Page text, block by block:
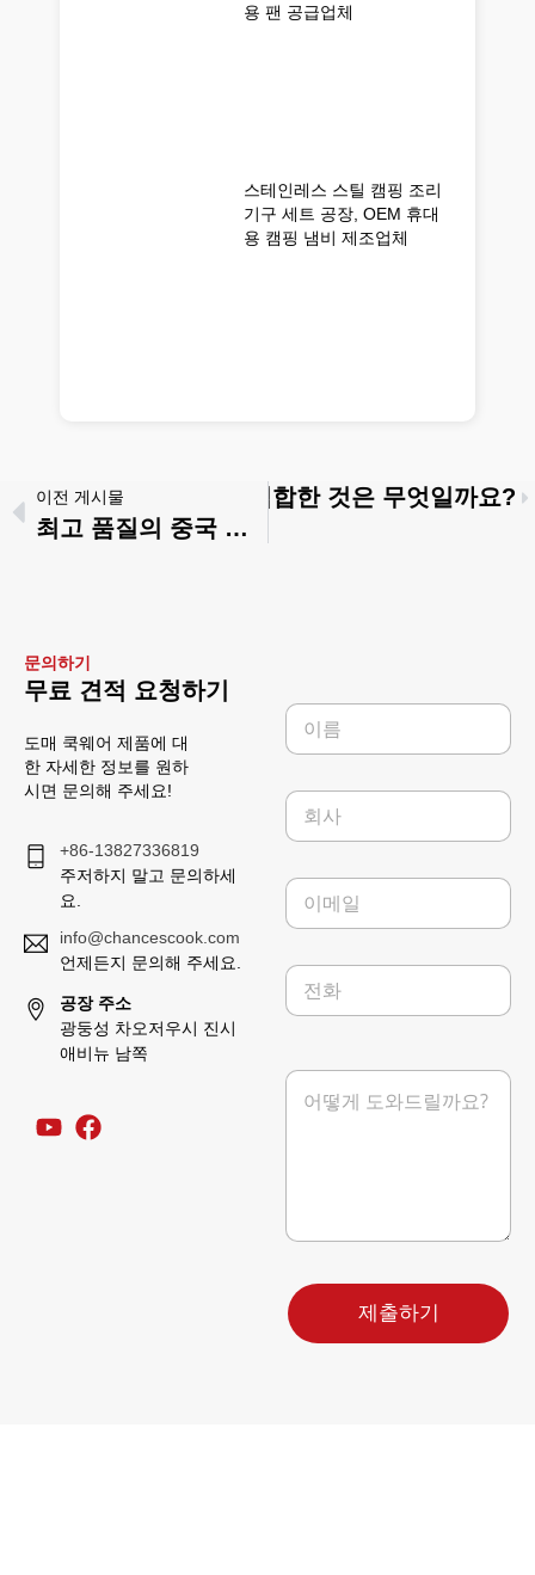
용 팬 공급업체
스테인레스 스틸 캠핑 조리
기구 세트 공장, OEM 휴대
용 캠핑 냄비 제조업체
이전 게시물
최고 품질의 중국 조리도구: 최고의 냄비와 프라이팬 알아보기
사의 비즈니스에 더 적합한 것은 무엇일까요?
문의하기
무료 견적 요청하기
도매 쿡웨어 제품에 대
한 자세한 정보를 원하
시면 문의해 주세요!
+86-13827336819
주저하지 말고 문의하세
요.
info@chancescook.com
언제든지 문의해 주세요.
공장 주소
광둥성 차오저우시 진시
애비뉴 남쪽
이
*
회
이
일
전
낸
사
지
메
제출하기